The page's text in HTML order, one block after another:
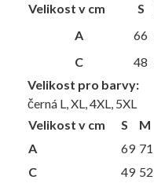
Velikost v cm S
A
66
C
48
Velikost pro barvy:
černá L, XL, 4XL, 5XL
Velikost v cm
S M
A
69 71
C
49 52